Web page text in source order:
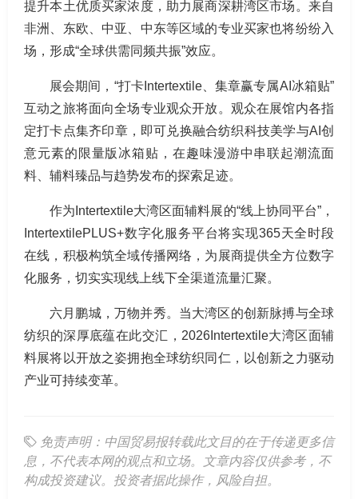
提升本土优质买家浓度，助力展商深耕湾区市场。来自
非洲、东欧、中亚、中东等区域的专业买家也将纷纷入
场，形成“全球供需同频共振”效应。
展会期间，“打卡Intertextile、集章赢专属AI冰箱贴”
互动之旅将面向全场专业观众开放。观众在展馆内各指
定打卡点集齐印章，即可兑换融合纺织科技美学与AI创
意元素的限量版冰箱贴，在趣味漫游中串联起潮流面
料、辅料臻品与趋势发布的探索足迹。
作为Intertextile大湾区面辅料展的“线上协同平台”，
IntertextilePLUS+数字化服务平台将实现365天全时段
在线，积极构筑全域传播网络，为展商提供全方位数字
化服务，切实实现线上线下全渠道流量汇聚。
六月鹏城，万物并秀。当大湾区的创新脉搏与全球
纺织的深厚底蕴在此交汇，2026Intertextile大湾区面辅
料展将以开放之姿拥抱全球纺织同仁，以创新之力驱动
产业可持续变革。
免责声明：中国贸易报转载此文目的在于传递更多信
息，不代表本网的观点和立场。文章内容仅供参考，不
构成投资建议。投资者据此操作，风险自担。